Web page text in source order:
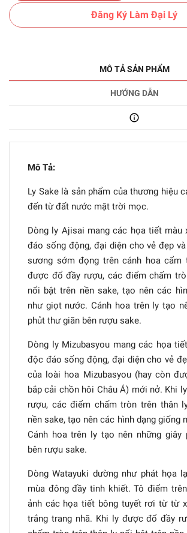
Đăng Ký Làm Đại Lý
MÔ TẢ SẢN PHẨM
HƯỚNG DẪN
Mô Tả:
Ly Sake là sản phẩm của thương hiệu
đến từ đất nước mặt trời mọc.
Dòng ly Ajisai mang các họa tiết màu
đáo sống động, đại diện cho vẻ đẹp
sương sớm đọng trên cánh hoa cẩm
được đổ đầy rượu, các điểm chấm
nổi bật trên nền sake, tạo nên các
như giọt nước. Cánh hoa trên ly tạo
phủt thư giãn bên rượu sake.
Dòng ly Mizubasyou mang các họa
độc đáo sống động, đại diện cho vẻ
của loài hoa Mizubasyou (hay còn
bắp cải chồn hôi Châu Á) mới nở. Khi
rượu, các điểm chấm tròn trên thân
nền sake, tạo nên các hình dạng giống
Cánh hoa trên ly tạo nên những giây
bên rượu sake.
Dòng Watayuki dường như phát họa
mùa đông đầy tinh khiết. Tô điểm
ảnh các họa tiết bông tuyết rơi từ từ
trắng trang nhã. Khi ly được đổ đầy